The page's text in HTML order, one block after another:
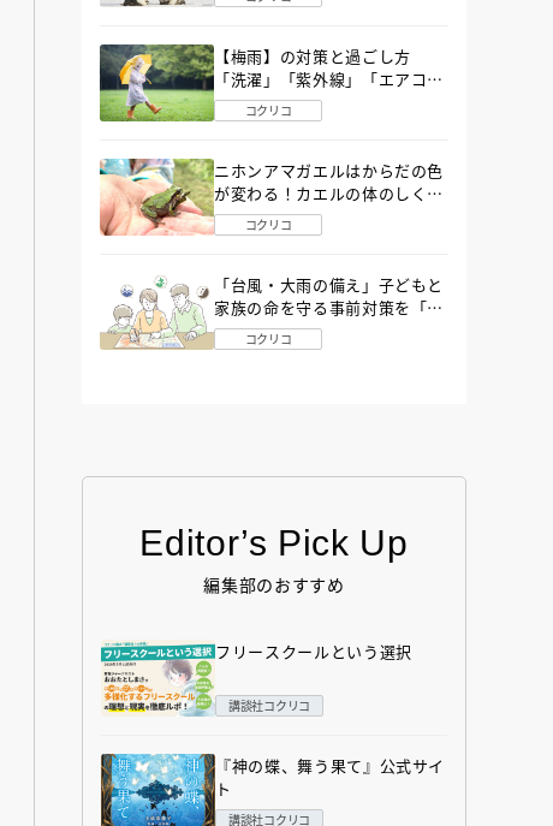
【梅雨】の対策と過ごし方
「洗濯」「紫外線」「エアコ
ン」「ゲリラ豪雨」…〔気象予
報士が完全ガイド〕
コクリコ
ニホンアマガエルはからだの色
が変わる！カエルの体のしくみ
から両生類の特ちょうまで図鑑
MOVEが解説！
コクリコ
「台風・大雨の備え」子どもと
家族の命を守る事前対策を「防
災アドバイザー」が解説
コクリコ
Editor’s Pick Up
編集部のおすすめ
フリースクールという選択
講談社コクリコ
『神の蝶、舞う果て』公式サイ
ト
講談社コクリコ